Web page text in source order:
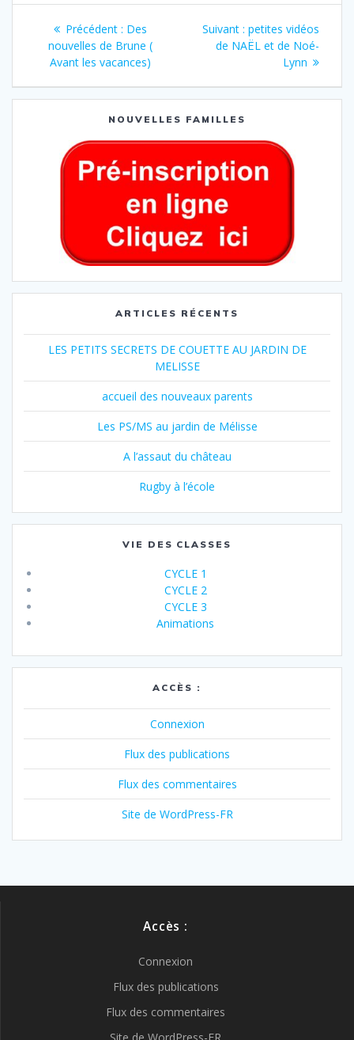
Précédent : Des
nouvelles de Brune (
Avant les vacances)
Suivant : petites vidéos
de NAËL et de Noé-
Lynn
NOUVELLES FAMILLES
ARTICLES RÉCENTS
LES PETITS SECRETS DE COUETTE AU JARDIN DE
MELISSE
accueil des nouveaux parents
Les PS/MS au jardin de Mélisse
A l’assaut du château
Rugby à l’école
VIE DES CLASSES
CYCLE 1
CYCLE 2
CYCLE 3
Animations
ACCÈS :
Connexion
Flux des publications
Flux des commentaires
Site de WordPress-FR
Accès :
Connexion
Flux des publications
Flux des commentaires